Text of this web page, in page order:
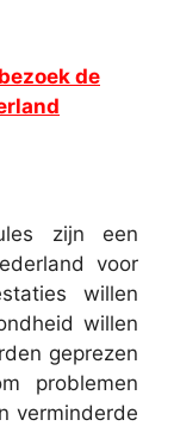
de
zijn een
voor
willen
willen
geprezen
problemen
verminderde